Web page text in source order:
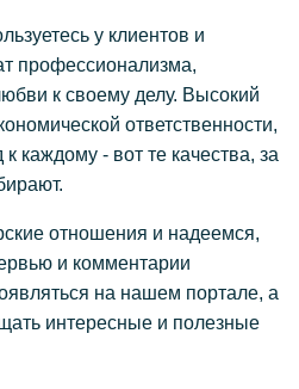
у клиентов и
профессионализма,
к своему делу. Высокий
ответственности,
каждому - вот те качества, за
отношения и надеемся,
и комментарии
на нашем портале, а
интересные и полезные